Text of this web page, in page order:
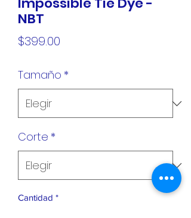
NBT
$399.00
Tamaño *
Corte *
Cantidad *